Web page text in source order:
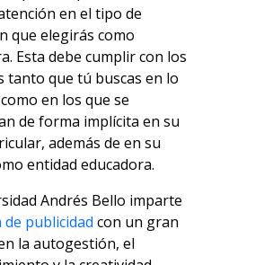
en el tipo de
que elegirás como
Esta debe cumplir con los
tanto que tú buscas en lo
en los que se
de forma implícita en su
además de en su
entidad educadora.
Andrés Bello imparte
publicidad con un gran
la autogestión, el